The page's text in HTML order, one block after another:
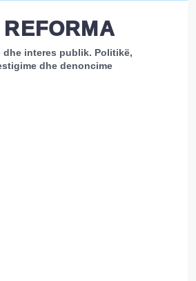
dhe interes publik. Politikë,
dhe denoncime